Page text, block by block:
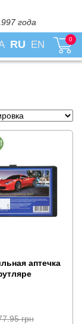
года
RU EN 0
аптечка
грн